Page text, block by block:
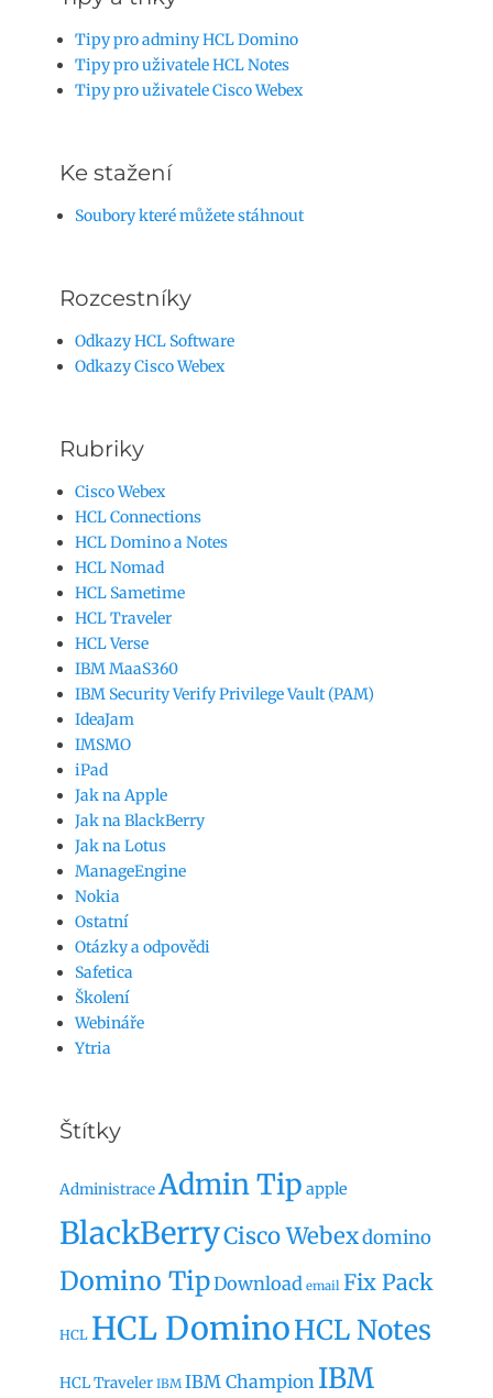
Tipy pro adminy HCL Domino
Tipy pro uživatele HCL Notes
Tipy pro uživatele Cisco Webex
Ke stažení
Soubory které můžete stáhnout
Rozcestníky
Odkazy HCL Software
Odkazy Cisco Webex
Rubriky
Cisco Webex
HCL Connections
HCL Domino a Notes
HCL Nomad
HCL Sametime
HCL Traveler
HCL Verse
IBM MaaS360
IBM Security Verify Privilege Vault (PAM)
IdeaJam
IMSMO
iPad
Jak na Apple
Jak na BlackBerry
Jak na Lotus
ManageEngine
Nokia
Ostatní
Otázky a odpovědi
Safetica
Školení
Webináře
Ytria
Štítky
AdministraceAdmin Tip apple
BlackBerryCisco Webexdomino
Domino TipDownload email Fix Pack
HCL HCL DominoHCL Notes
HCL Traveler IBM IBM Champion IBM